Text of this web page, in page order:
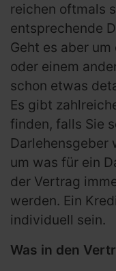
reichen oftmals
entsprechende
Geht es aber
oder einem
schon etwas
Es gibt
finden, falls Sie
Darlehensgeber
um was für ein
der Vertrag
werden. Ein
individuell sein.
Was in den